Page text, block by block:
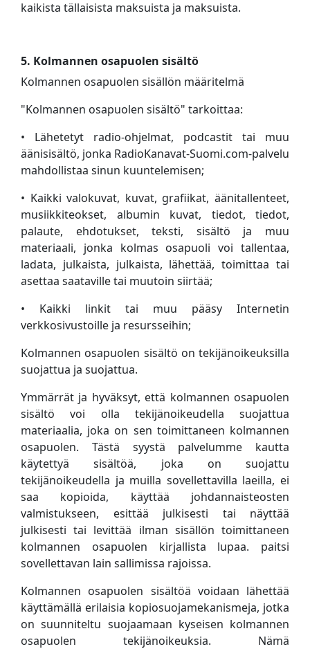
kaikista tällaisista maksuista ja maksuista.
5. Kolmannen osapuolen sisältö
Kolmannen osapuolen sisällön määritelmä
"Kolmannen osapuolen sisältö" tarkoittaa:
• Lähetetyt radio-ohjelmat, podcastit tai muu
äänisisältö, jonka RadioKanavat-Suomi.com-palvelu
mahdollistaa sinun kuuntelemisen;
• Kaikki valokuvat, kuvat, grafiikat, äänitallenteet,
musiikkiteokset, albumin kuvat, tiedot, tiedot,
palaute, ehdotukset, teksti, sisältö ja muu
materiaali, jonka kolmas osapuoli voi tallentaa,
ladata, julkaista, julkaista, lähettää, toimittaa tai
asettaa saataville tai muutoin siirtää;
• Kaikki linkit tai muu pääsy Internetin
verkkosivustoille ja resursseihin;
Kolmannen osapuolen sisältö on tekijänoikeuksilla
suojattua ja suojattua.
Ymmärrät ja hyväksyt, että kolmannen osapuolen
sisältö voi olla tekijänoikeudella suojattua
materiaalia, joka on sen toimittaneen kolmannen
osapuolen. Tästä syystä palvelumme kautta
käytettyä sisältöä, joka on suojattu
tekijänoikeudella ja muilla sovellettavilla laeilla, ei
saa kopioida, käyttää johdannaisteosten
valmistukseen, esittää julkisesti tai näyttää
julkisesti tai levittää ilman sisällön toimittaneen
kolmannen osapuolen kirjallista lupaa. paitsi
sovellettavan lain sallimissa rajoissa.
Kolmannen osapuolen sisältöä voidaan lähettää
käyttämällä erilaisia ​​kopiosuojamekanismeja, jotka
on suunniteltu suojaamaan kyseisen kolmannen
osapuolen tekijänoikeuksia. Nämä